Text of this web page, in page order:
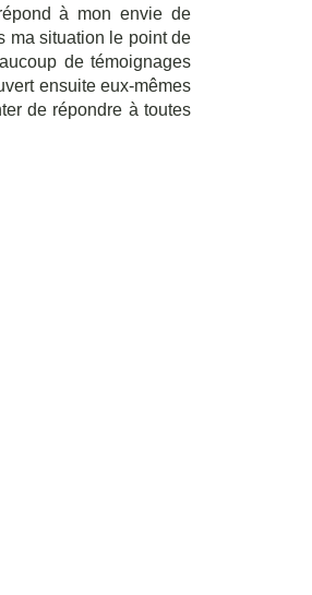
à mon envie de
ma situation le point de
de témoignages
ensuite eux-mêmes
de répondre à toutes